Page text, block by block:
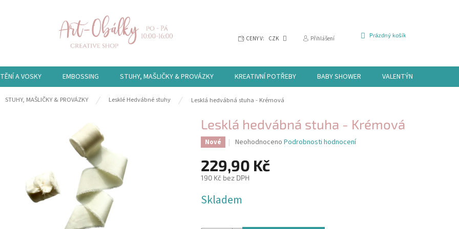
CENY V: CZK Přihlášení
NÁKUPNÍ
Prázdný košík
A VOSKY EMBOSSING STUHY, MAŠLIČKY & PROVÁZKY KREATIVNÍ POTŘEBY BABY SHOWER VALENTÝN
STUHY, MAŠLIČKY & PROVÁZKY Lesklé Hedvábné stuhy Lesklá hedvábná stuha - Krémová
Lesklá hedvábná stuha - Krémová
Nové
Průměrné
produktu
je
0,0
5
Neohodnoceno Podrobnosti hodnocení
229,90 Kč
190 Kč bez DPH
cena:
Skladem